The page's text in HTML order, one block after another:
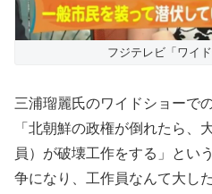
フジテレビ「ワイ
三浦瑠麗氏のワイドショーで
「北朝鮮の政権が倒れたら、
員）が破壊工作をする」とい
争になり、工作員なんて大し